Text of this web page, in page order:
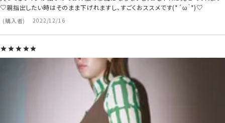
購入者 2022/12/16
♡親指出したい時はそのまま下げれますし、すごくおススメです(*´ω｀*)♡